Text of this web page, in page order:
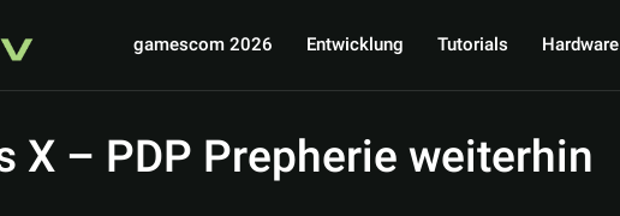
gamescom 2026 Entwicklung Tutorials Hardware
X – PDP Prepherie weiterhin